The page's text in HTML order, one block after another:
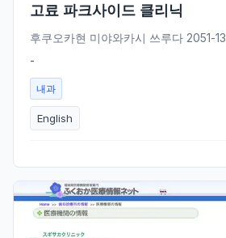
고료 파크사이드 클리닉
후쿠오카현 미야와카시 쓰루다 2051-13
-
내과
English